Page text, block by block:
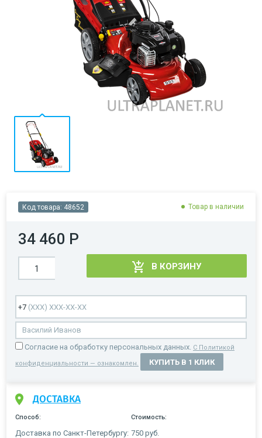
Код товара: 48652 Товар в наличии
34 460 Р
В КОРЗИНУ
Cогласие на обработку персональных данных. С Политикой
конфиденциальности — ознакомлен. КУПИТЬ В 1 КЛИК
ДОСТАВКА
Способ: Стоимость:
Доставка по Санкт-Петербургу: 750 руб.